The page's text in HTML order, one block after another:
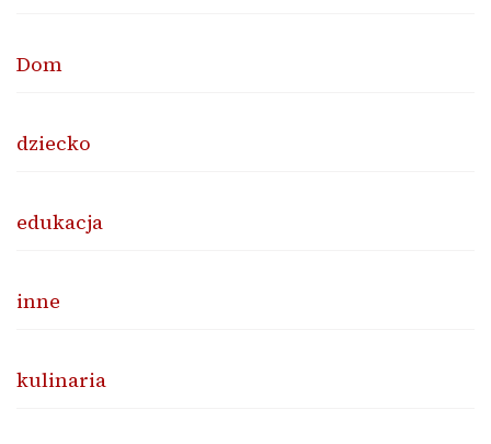
Dom
dziecko
edukacja
inne
kulinaria